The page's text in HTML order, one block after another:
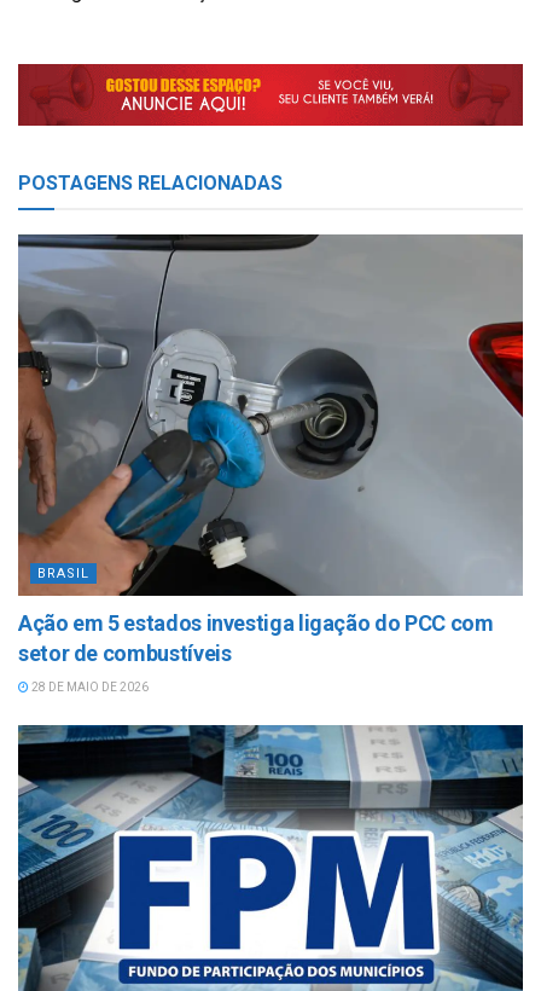
POSTAGENS RELACIONADAS
BRASIL
Ação em 5 estados investiga ligação do PCC com
setor de combustíveis
28 DE MAIO DE 2026